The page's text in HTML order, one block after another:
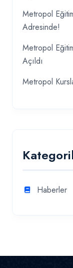
Metropol
Adresinde!
Metropol
Açıldı
Metropol
Haberler